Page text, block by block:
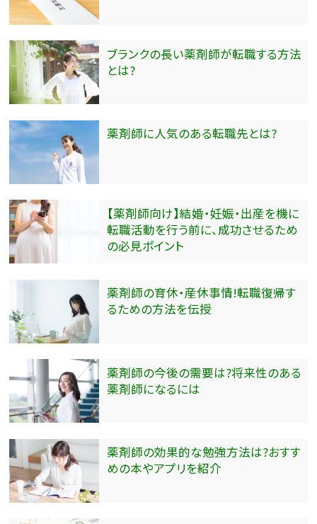
ブランクの長い薬剤師が転職する方法
とは?
薬剤師に人気のある転職先とは?
【薬剤師向け】結婚・妊娠・出産を機に
転職活動を行う前に、成功させるため
の必見ポイント
薬剤師の育休・産休事情!転職復帰す
るための方法を伝授
薬剤師の今後の需要は?将来性のある
薬剤師になるには
薬剤師の効果的な勉強方法は?おすす
めの本やアプリを紹介